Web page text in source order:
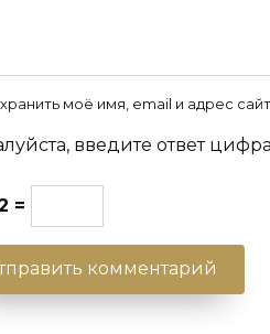
моё имя, email и адрес
введите ответ
=